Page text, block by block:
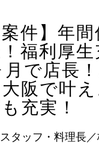
案件】年
福利厚
で店長
阪で叶
充実！
タッフ・料理長